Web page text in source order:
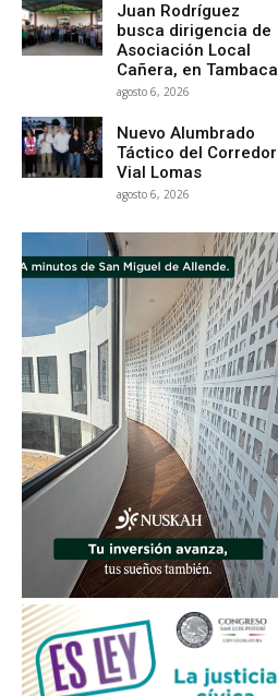
Juan Rodríguez
busca dirigencia de
Asociación Local
Cañera, en Tambaca
agosto 6, 2026
Nuevo Alumbrado
Táctico del Corredor
Vial Lomas
agosto 6, 2026